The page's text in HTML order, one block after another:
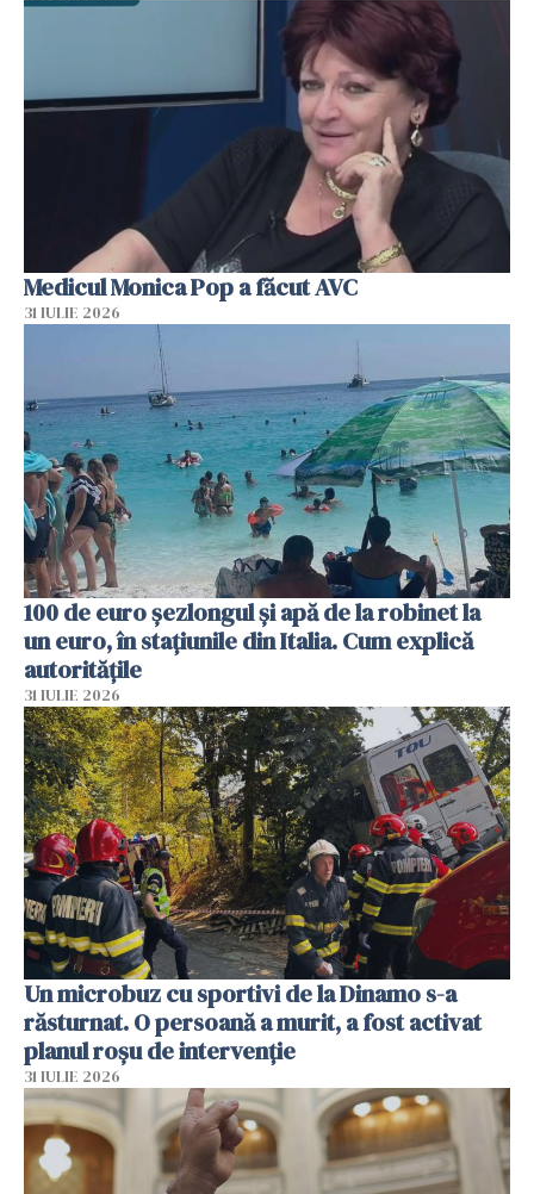
Medicul Monica Pop a făcut AVC
31 IULIE 2026
100 de euro șezlongul și apă de la robinet la
un euro, în stațiunile din Italia. Cum explică
autoritățile
31 IULIE 2026
Un microbuz cu sportivi de la Dinamo s-a
răsturnat. O persoană a murit, a fost activat
planul roșu de intervenție
31 IULIE 2026